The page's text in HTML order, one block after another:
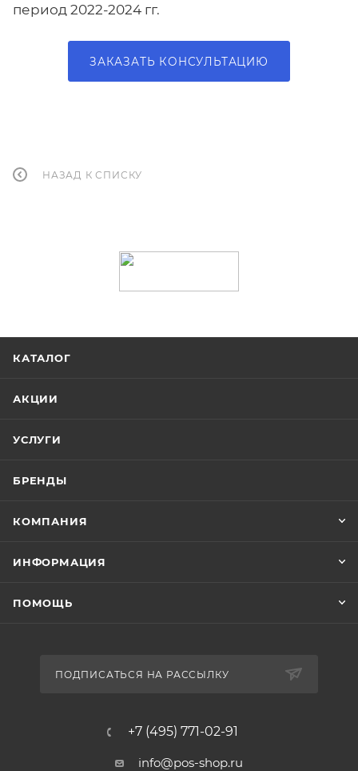
период 2022-2024 гг.
ЗАКАЗАТЬ КОНСУЛЬТАЦИЮ
НАЗАД К СПИСКУ
КАТАЛОГ
АКЦИИ
УСЛУГИ
БРЕНДЫ
КОМПАНИЯ
ИНФОРМАЦИЯ
ПОМОЩЬ
ПОДПИСАТЬСЯ НА РАССЫЛКУ
+7 (495) 771-02-91
info@pos-shop.ru